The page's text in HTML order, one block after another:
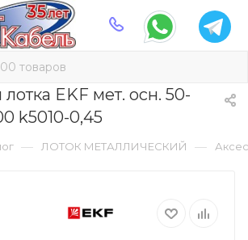
EKF мет. осн. 50-
k5010-0,45
— ЛОТОК МЕТАЛЛИЧЕСКИЙ —